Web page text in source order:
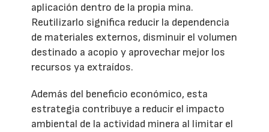
aplicación dentro de la propia mina.
Reutilizarlo significa reducir la dependencia
de materiales externos, disminuir el volumen
destinado a acopio y aprovechar mejor los
recursos ya extraídos.
Además del beneficio económico, esta
estrategia contribuye a reducir el impacto
ambiental de la actividad minera al limitar el